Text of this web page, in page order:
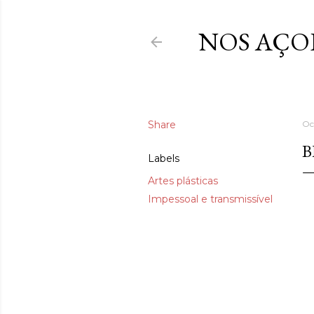
NOS
Share
Labels
Artes plásticas
Impessoal e transmissível